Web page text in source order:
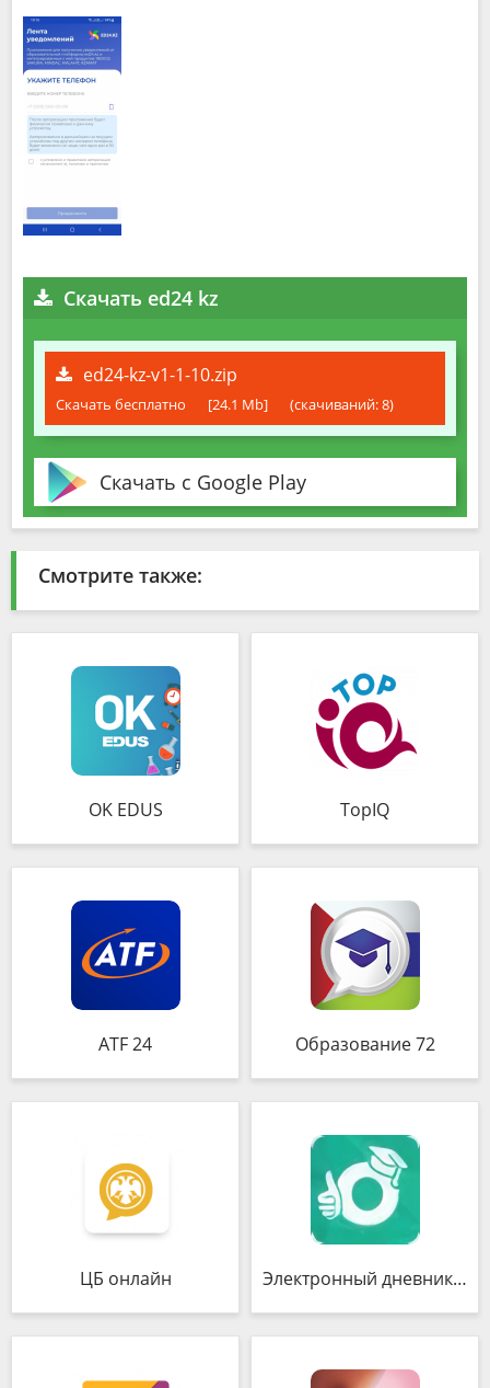
Скачать ed24 kz
ed24-kz-v1-1-10.zip
Скачать бесплатно [24.1 Mb] (cкачиваний: 8)
Скачать с Google Play
Смотрите также:
OK EDUS TopIQ
ATF 24 Образование 72
ЦБ онлайн Электронный дневник МЭШ